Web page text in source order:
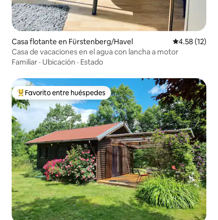
Casa flotante en Fürstenberg/Havel Calificación
4.58 (12)
Casa de vacaciones en el agua con lancha a motor
Familiar · Ubicación · Estado
De los mejores en Favorito entre huéspedes
Favorito entre huéspedes